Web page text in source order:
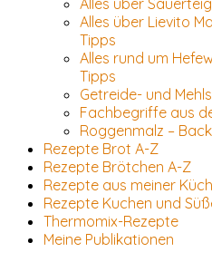
Alles über
Alles über Lievito
Tipps
Alles rund um
Tipps
Getreide- und
Fachbegriffe aus
Roggenmalz –
Rezepte Brot A-Z
Rezepte Brötchen A-Z
Rezepte aus meiner
Rezepte Kuchen und
Thermomix-Rezepte
Meine Publikationen